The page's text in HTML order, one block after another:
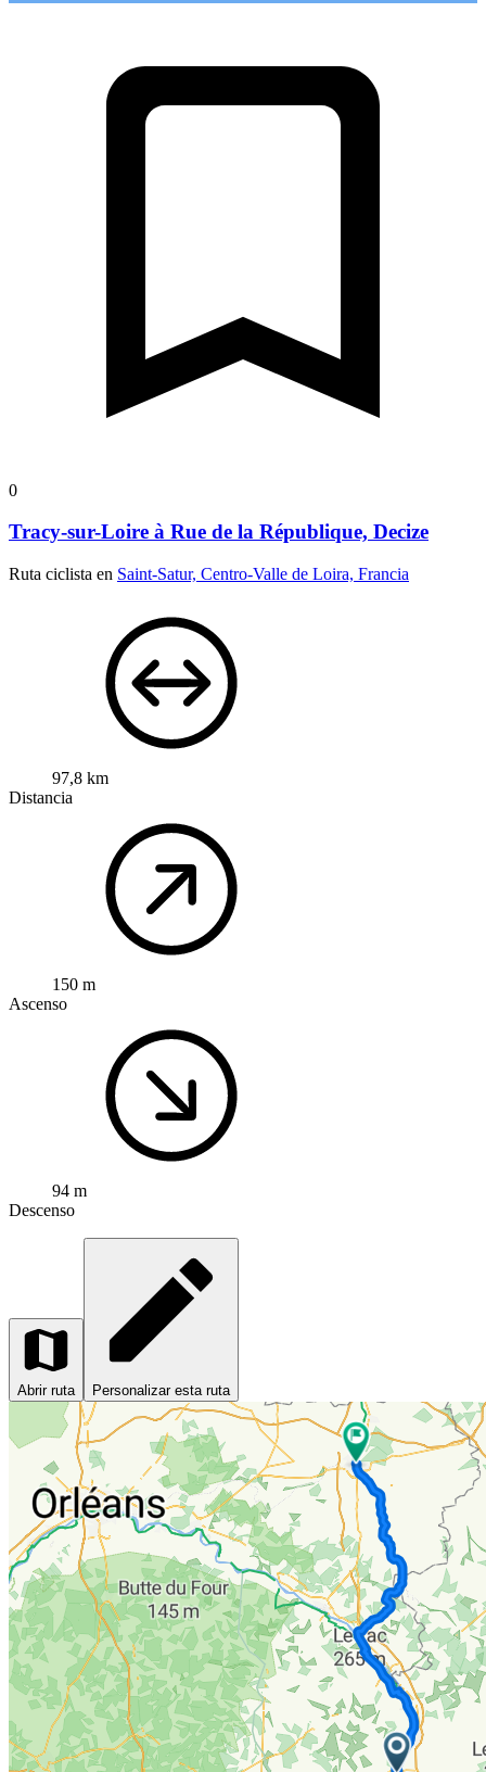
0
Tracy-sur-Loire à Rue de la République, Decize
Ruta ciclista en Saint-Satur, Centro-Valle de Loira, Francia
97,8 km
Distancia
150 m
Ascenso
94 m
Descenso
Abrir ruta Personalizar esta ruta